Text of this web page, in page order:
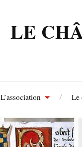
LE
L’association Le